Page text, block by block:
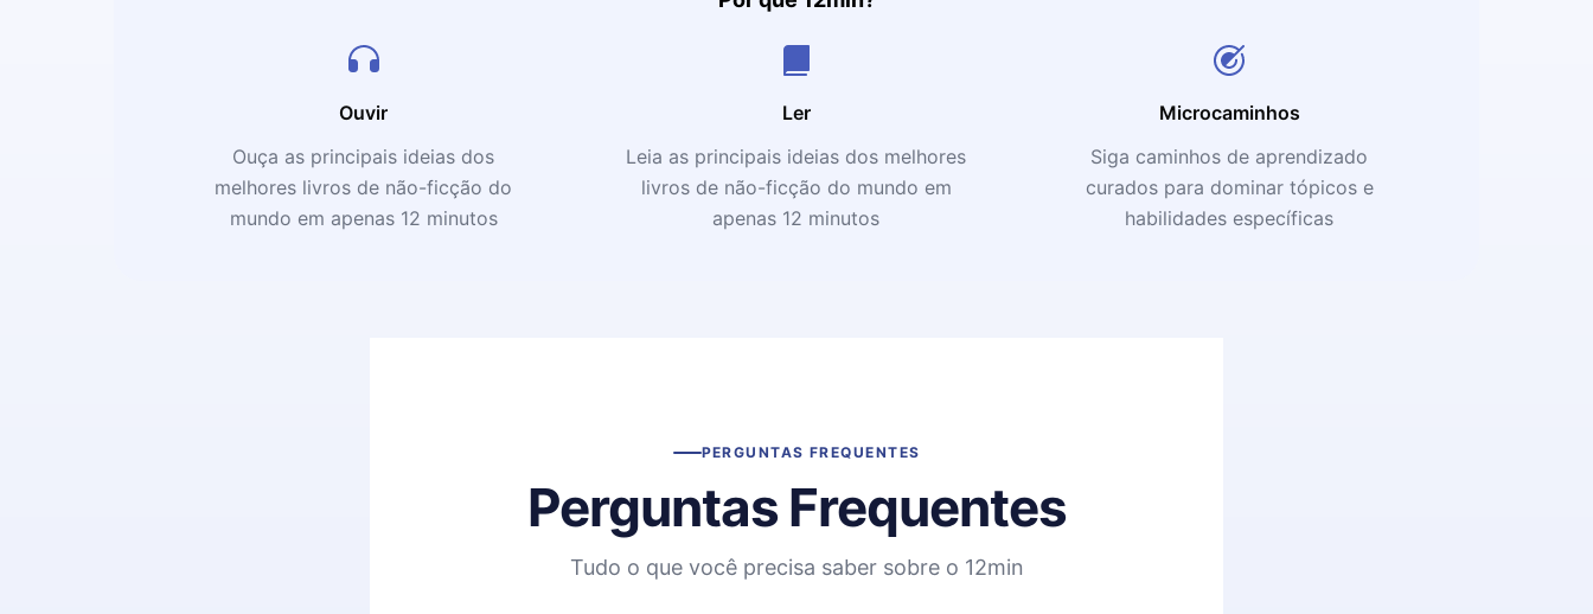
Ouvir
Ouça as principais ideias dos
melhores livros de não-ficção do
mundo em apenas 12 minutos
Ler
Leia as principais ideias dos melhores
livros de não-ficção do mundo em
apenas 12 minutos
Microcaminhos
Siga caminhos de aprendizado
curados para dominar tópicos e
habilidades específicas
PERGUNTAS FREQUENTES
Perguntas Frequentes
Tudo o que você precisa saber sobre o 12min